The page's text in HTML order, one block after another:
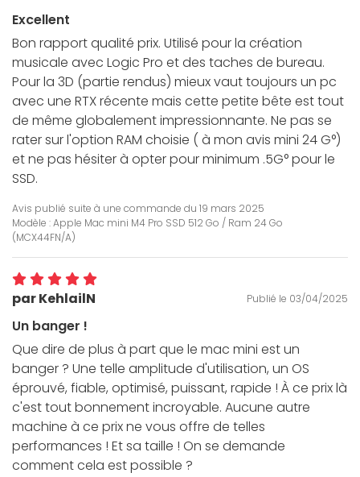
Excellent
Bon rapport qualité prix. Utilisé pour la création
musicale avec Logic Pro et des taches de bureau.
Pour la 3D (partie rendus) mieux vaut toujours un pc
avec une RTX récente mais cette petite bête est tout
de même globalement impressionnante. Ne pas se
rater sur l'option RAM choisie ( à mon avis mini 24 G°)
et ne pas hésiter à opter pour minimum .5G° pour le
SSD.
Avis publié suite à une commande du 19 mars 2025
Modèle : Apple Mac mini M4 Pro SSD 512 Go / Ram 24 Go
(MCX44FN/A)
par KehlailN Publié le 03/04/2025
Un banger !
Que dire de plus à part que le mac mini est un
banger ? Une telle amplitude d'utilisation, un OS
éprouvé, fiable, optimisé, puissant, rapide ! À ce prix là
c'est tout bonnement incroyable. Aucune autre
machine à ce prix ne vous offre de telles
performances ! Et sa taille ! On se demande
comment cela est possible ?